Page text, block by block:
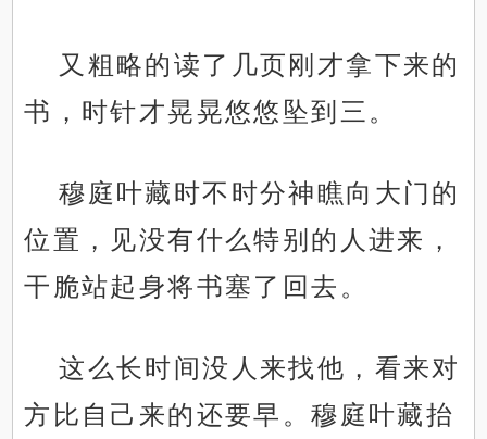
又粗略的读了几页刚才拿下来的
书，时针才晃晃悠悠坠到三。
穆庭叶藏时不时分神瞧向大门的
位置，见没有什么特别的人进来，
干脆站起身将书塞了回去。
这么长时间没人来找他，看来对
方比自己来的还要早。穆庭叶藏抬